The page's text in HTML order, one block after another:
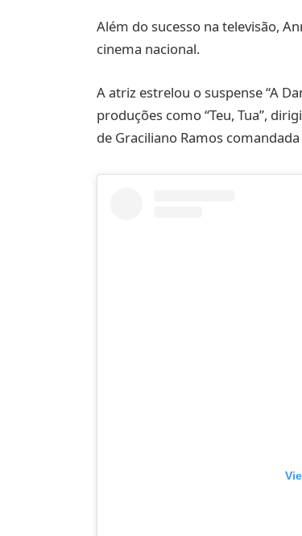
Além do sucesso na televisão,
cinema nacional.
A atriz estrelou o suspense “A
produções como “Teu, Tua”,
de Graciliano Ramos